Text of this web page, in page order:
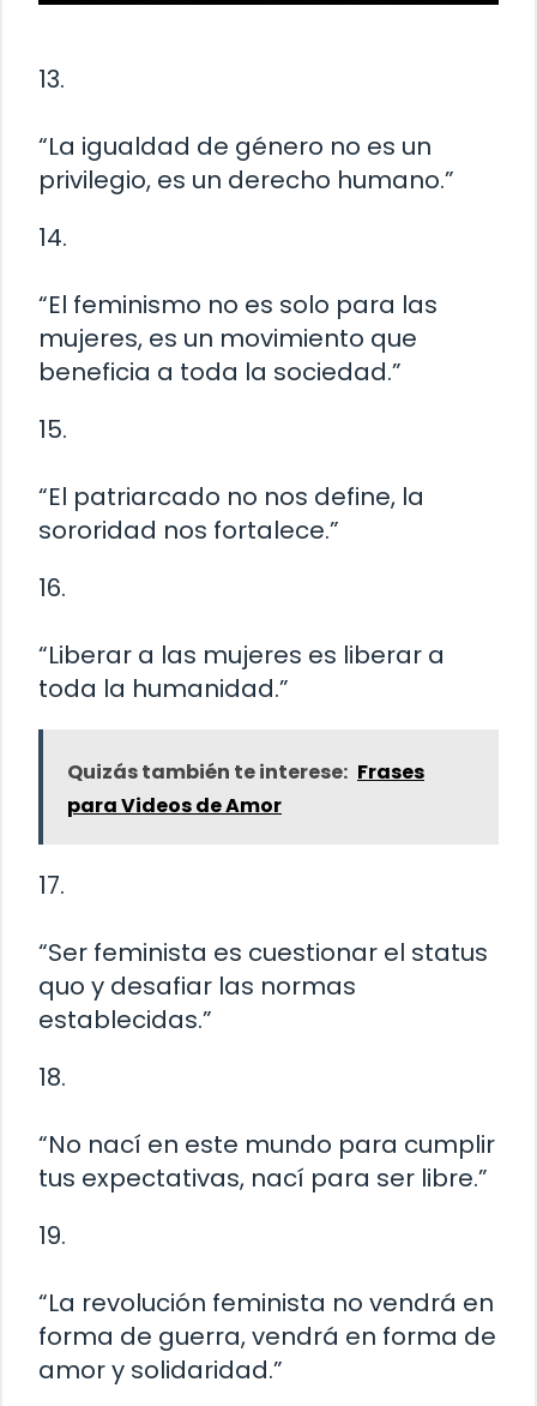
13.
“La igualdad de género no es un
privilegio, es un derecho humano.”
14.
“El feminismo no es solo para las
mujeres, es un movimiento que
beneficia a toda la sociedad.”
15.
“El patriarcado no nos define, la
sororidad nos fortalece.”
16.
“Liberar a las mujeres es liberar a
toda la humanidad.”
Quizás también te interese: Frases
para Videos de Amor
17.
“Ser feminista es cuestionar el status
quo y desafiar las normas
establecidas.”
18.
“No nací en este mundo para cumplir
tus expectativas, nací para ser libre.”
19.
“La revolución feminista no vendrá en
forma de guerra, vendrá en forma de
amor y solidaridad.”